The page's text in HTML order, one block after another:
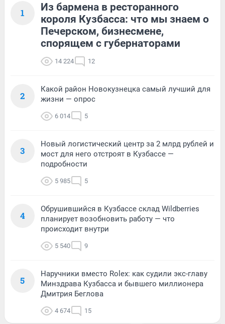
1
Из бармена в ресторанного
короля Кузбасса: что мы знаем о
Печерском, бизнесмене,
спорящем с губернаторами
14 224 12
2
Какой район Новокузнецка самый лучший для
жизни — опрос
6 014 5
3
Новый логистический центр за 2 млрд рублей и
мост для него отстроят в Кузбассе —
подробности
5 985 5
4
Обрушившийся в Кузбассе склад Wildberries
планирует возобновить работу — что
происходит внутри
5 540 9
5
Наручники вместо Rolex: как судили экс-главу
Минздрава Кузбасса и бывшего миллионера
Дмитрия Беглова
4 674 15